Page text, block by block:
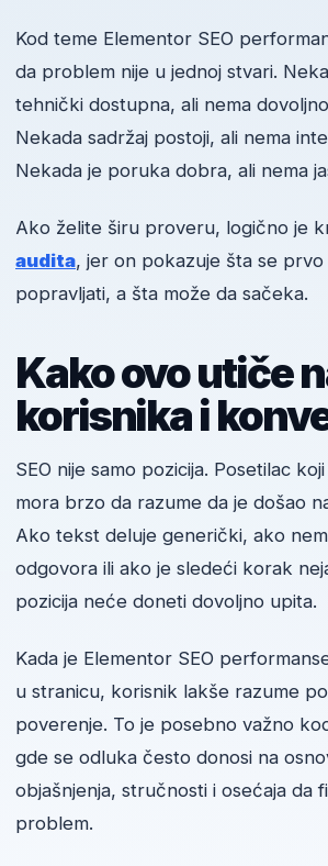
Kod teme Elementor SEO
da problem nije u jednoj stvari.
tehnički dostupna, ali nema
Nekada sadržaj postoji, ali nema
Nekada je poruka dobra, ali nema
Ako želite širu proveru, logično je
audita, jer on pokazuje šta se prvo
popravljati, a šta može da sačeka.
Kako ovo utiče
korisnika i
SEO nije samo pozicija. Posetilac
mora brzo da razume da je došao
Ako tekst deluje generički, ako
odgovora ili ako je sledeći korak
pozicija neće doneti dovoljno upita.
Kada je Elementor SEO
u stranicu, korisnik lakše razume
poverenje. To je posebno važno
gde se odluka često donosi na
objašnjenja, stručnosti i osećaja da
problem.